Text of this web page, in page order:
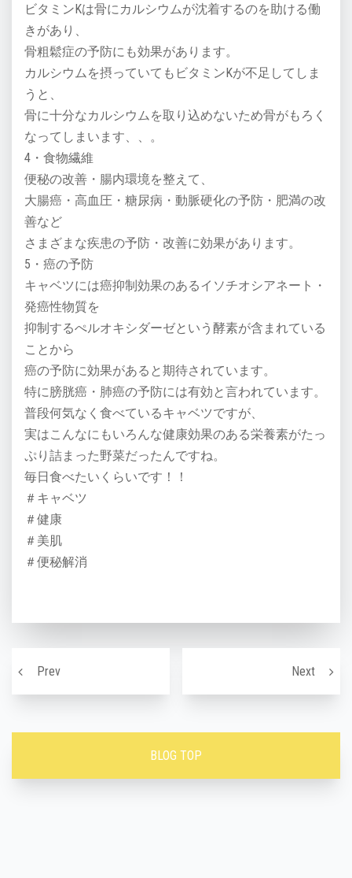
ビタミンKは骨にカルシウムが沈着するのを助ける働
きがあり、
骨粗鬆症の予防にも効果があります。
カルシウムを摂っていてもビタミンKが不足してしま
うと、
骨に十分なカルシウムを取り込めないため骨がもろく
なってしまいます、、。
4・食物繊維
便秘の改善・腸内環境を整えて、
大腸癌・高血圧・糖尿病・動脈硬化の予防・肥満の改
善など
さまざまな疾患の予防・改善に効果があります。
5・癌の予防
キャベツには癌抑制効果のあるイソチオシアネート・
発癌性物質を
抑制するぺルオキシダーゼという酵素が含まれている
ことから
癌の予防に効果があると期待されています。
特に膀胱癌・肺癌の予防には有効と言われています。
普段何気なく食べているキャベツですが、
実はこんなにもいろんな健康効果のある栄養素がたっ
ぷり詰まった野菜だったんですね。
毎日食べたいくらいです！！
＃キャベツ
＃健康
＃美肌
＃便秘解消
Prev
納豆 Next第二
BLOG TOP